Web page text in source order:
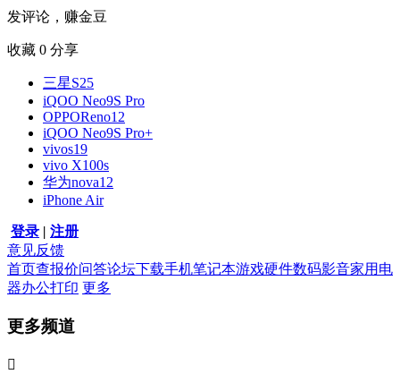
发评论，赚金豆
收藏 0 分享
三星S25
iQOO Neo9S Pro
OPPOReno12
iQOO Neo9S Pro+
vivos19
vivo X100s
华为nova12
iPhone Air
登录 | 注册
意见反馈
首页查报价问答论坛下载手机笔记本游戏硬件数码影音家用电
器办公打印 更多
更多频道
